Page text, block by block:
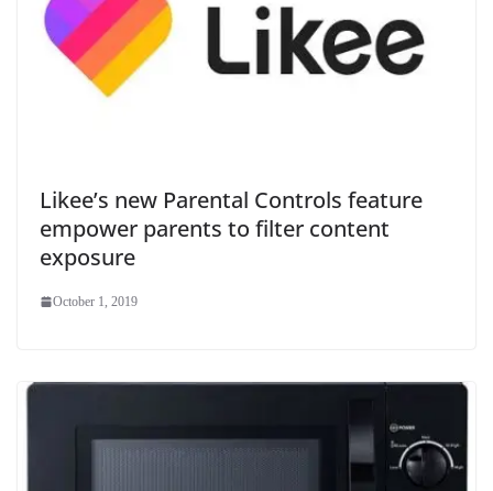
Likee’s new Parental Controls feature
empower parents to filter content
exposure
October 1, 2019